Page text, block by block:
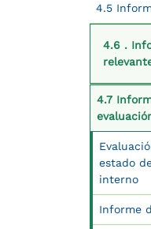
4.5
4.6 .
4.7
estado
interno
Informe